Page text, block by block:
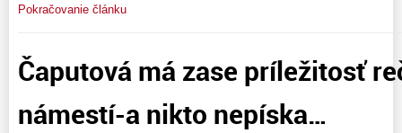
Pokračovanie článku
Čaputová má zase príležitosť
námestí-a nikto nepíska…